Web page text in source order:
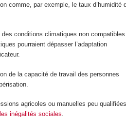
comme, par exemple, le taux d’humidité
conditions climatiques non compatibles
pourraient dépasser l’adaptation
de la capacité de travail des personnes
agricoles ou manuelles peu
inégalités sociales.